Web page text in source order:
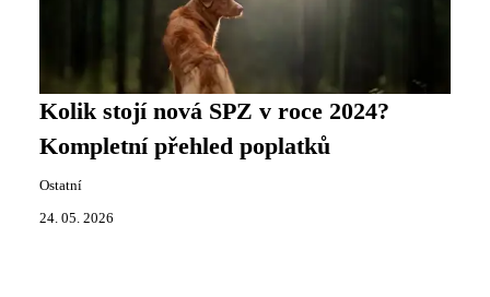
Kolik stojí nová SPZ v roce 2024?
Kompletní přehled poplatků
Ostatní
24. 05. 2026